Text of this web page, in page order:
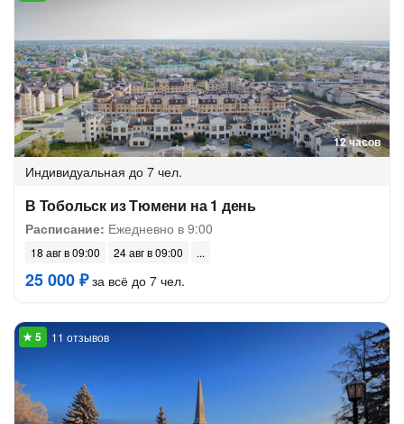
12 часов
Индивидуальная до 7 чел.
В Тобольск из Тюмени на 1 день
Расписание: Ежедневно в 9:00
18 авг в 09:00 24 авг в 09:00
25 000 ₽за всё до 7 чел.
11 отзывов